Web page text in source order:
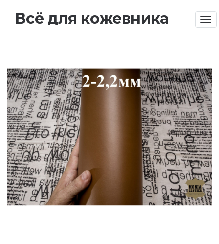
Всё для кожевника